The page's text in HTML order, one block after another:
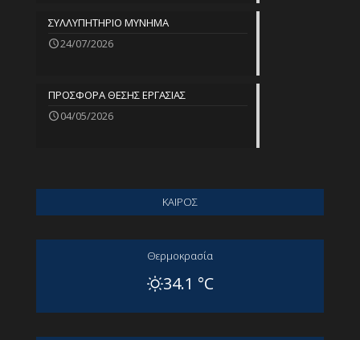
ΣΥΛΛΥΠΗΤΗΡΙΟ ΜΥΝΗΜΑ
24/07/2026
ΠΡΟΣΦΟΡΑ ΘΕΣΗΣ ΕΡΓΑΣΙΑΣ
04/05/2026
ΚΑΙΡΟΣ
Θερμοκρασία
34.1 °C